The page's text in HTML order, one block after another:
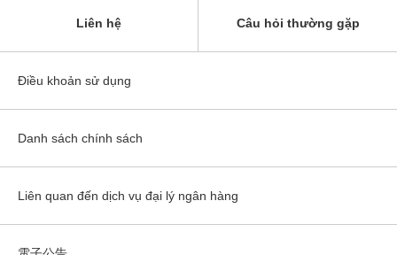
Liên hệ Câu hỏi thường gặp
Điều khoản sử dụng
Danh sách chính sách
Liên quan đến dịch vụ đại lý ngân hàng